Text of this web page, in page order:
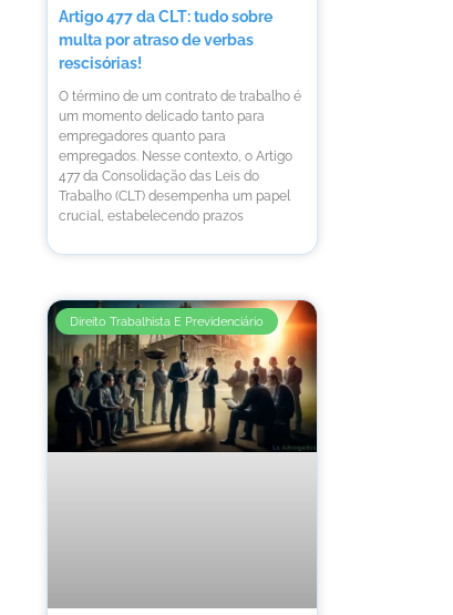
Artigo 477 da CLT: tudo sobre
multa por atraso de verbas
rescisórias!
O término de um contrato de trabalho é
um momento delicado tanto para
empregadores quanto para
empregados. Nesse contexto, o Artigo
477 da Consolidação das Leis do
Trabalho (CLT) desempenha um papel
crucial, estabelecendo prazos
Direito Trabalhista E Previdenciário